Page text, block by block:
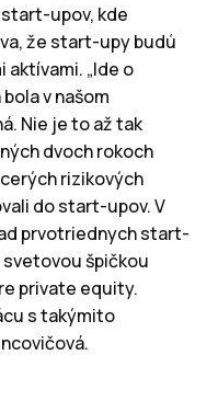
upov, kde
že start-upy budú
„Ide o
v našom
Nie je to až tak
dvoch rokoch
rizikových
do start-upov. V
prvotriednych start-
špičkou
private equity.
s takýmito